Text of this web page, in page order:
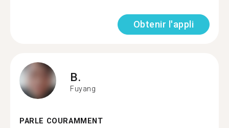
Obtenir l'appli
B.
Fuyang
PARLE COURAMMENT